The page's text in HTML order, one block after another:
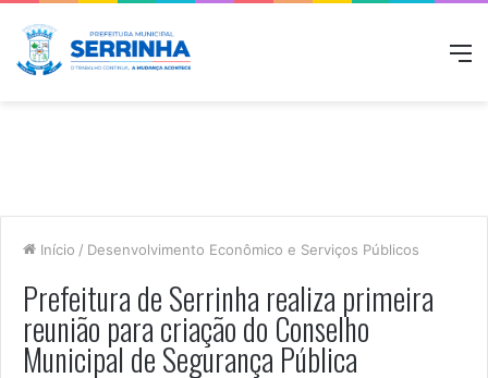
Início / Desenvolvimento Econômico e Serviços Públicos
Prefeitura de Serrinha realiza primeira
reunião para criação do Conselho
Municipal de Segurança Pública